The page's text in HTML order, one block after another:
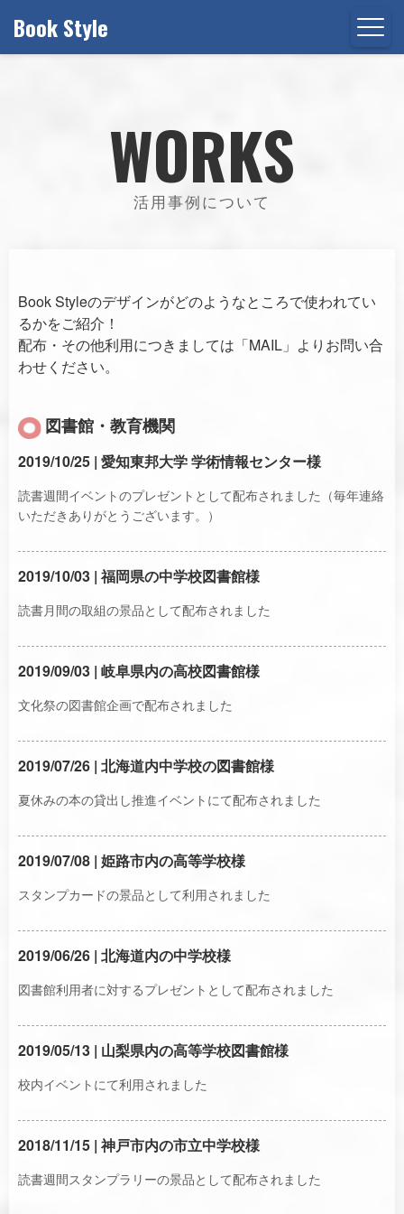
Book Style
WORKS
活用事例について
Book Styleのデザインがどのようなところで使われてい
るかをご紹介！
配布・その他利用につきましては「MAIL」よりお問い合
わせください。
図書館・教育機関
2019/10/25 | 愛知東邦大学 学術情報センター様
読書週間イベントのプレゼントとして配布されました（毎年連絡
いただきありがとうございます。）
2019/10/03 | 福岡県の中学校図書館様
読書月間の取組の景品として配布されました
2019/09/03 | 岐阜県内の高校図書館様
文化祭の図書館企画で配布されました
2019/07/26 | 北海道内中学校の図書館様
夏休みの本の貸出し推進イベントにて配布されました
2019/07/08 | 姫路市内の高等学校様
スタンプカードの景品として利用されました
2019/06/26 | 北海道内の中学校様
図書館利用者に対するプレゼントとして配布されました
2019/05/13 | 山梨県内の高等学校図書館様
校内イベントにて利用されました
2018/11/15 | 神戸市内の市立中学校様
読書週間スタンプラリーの景品として配布されました